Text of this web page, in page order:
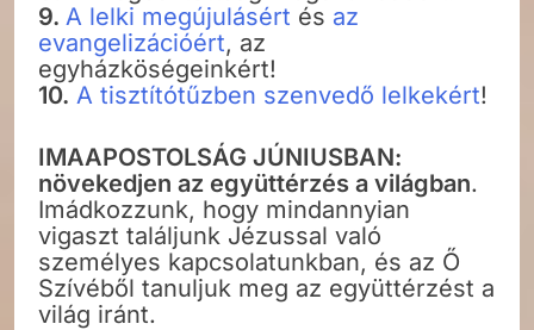
9. A lelki megújulásért és az
evangelizációért, az
egyházköségeinkért!
10. A tisztítótűzben szenvedő lelkekért!
IMAAPOSTOLSÁG JÚNIUSBAN:
növekedjen az együttérzés a világban.
Imádkozzunk, hogy mindannyian
vigaszt találjunk Jézussal való
személyes kapcsolatunkban, és az Ő
Szívéből tanuljuk meg az együttérzést a
világ iránt.